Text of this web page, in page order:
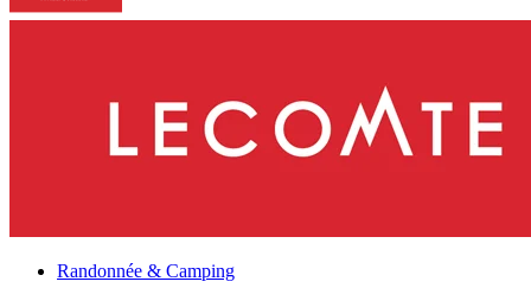
Randonnée & Camping